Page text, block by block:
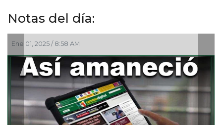
Notas del día:
AM